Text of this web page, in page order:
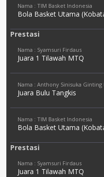
Nama : TIM Basket Indonesia
Bola Basket Utama
Prestasi
Nama : Syamsuri Firdaus
Juara 1 Tilawah MTQ
Nama : Anthony Sinisuka Ginting
Juara Bulu Tangkis
Nama : TIM Basket Indonesia
Bola Basket Utama
Prestasi
Nama : Syamsuri Firdaus
Juara 1 Tilawah MTQ